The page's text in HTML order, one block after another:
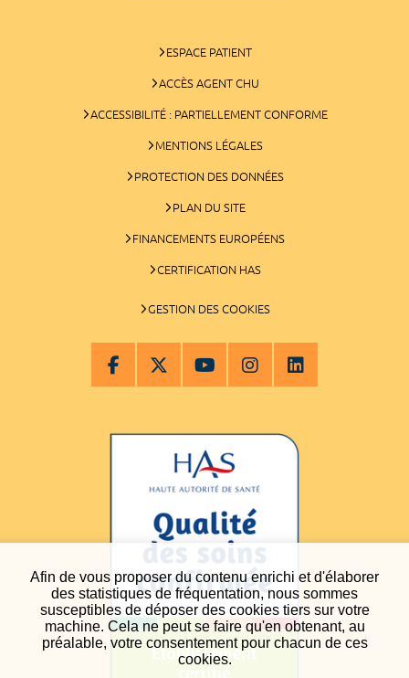
Afin de vous proposer du contenu enrichi et d'élaborer
des statistiques de fréquentation, nous sommes
susceptibles de déposer des cookies tiers sur votre
machine. Cela ne peut se faire qu'en obtenant, au
préalable, votre consentement pour chacun de ces
cookies.
ESPACE PATIENT
ACCÈS AGENT CHU
ACCESSIBILITÉ : PARTIELLEMENT CONFORME
MENTIONS LÉGALES
PROTECTION DES DONNÉES
PLAN DU SITE
FINANCEMENTS EUROPÉENS
CERTIFICATION HAS
GESTION DES COOKIES